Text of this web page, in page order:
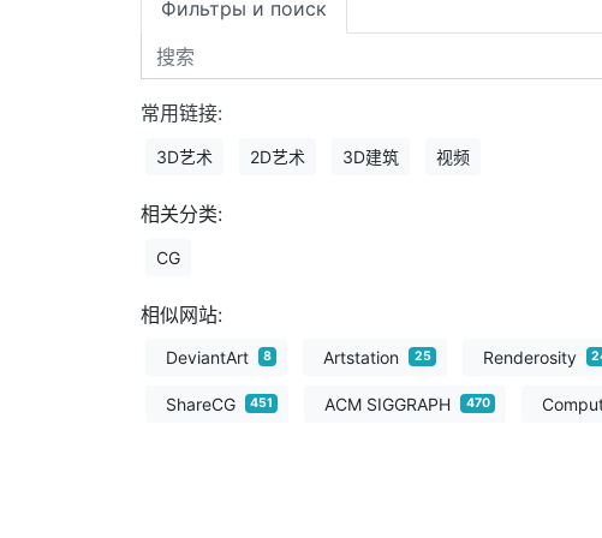
Фильтры и поиск
常用链接:
3D艺术 2D艺术 3D建筑 视频
相关分类:
CG
相似网站:
DeviantArt 8 Artstation 25 Renderosity
ShareCG 451 ACM SIGGRAPH 470